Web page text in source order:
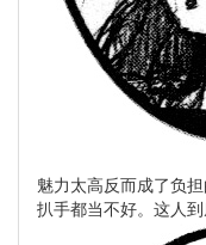
魅力太高反而成了负
扒手都当不好。这人到